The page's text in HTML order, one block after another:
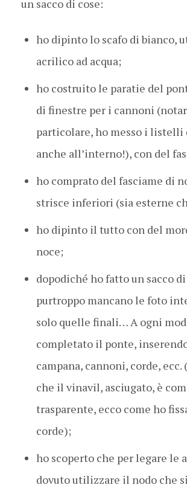
un sacco di cose:
ho dipinto lo scafo di bianco,
acrilico ad acqua;
ho costruito le paratie del
di finestre per i cannoni
particolare, ho messo i listelli
anche all’interno!), con del
ho comprato del fasciame di
strisce inferiori (sia esterne
ho dipinto il tutto con del
noce;
dopodiché ho fatto un sacco di
purtroppo mancano le foto
solo quelle finali… A ogni
completato il ponte,
campana, cannoni, corde, ecc.
che il vinavil, asciugato, è
trasparente, ecco come ho
corde);
ho scoperto che per legare le
dovuto utilizzare il nodo che